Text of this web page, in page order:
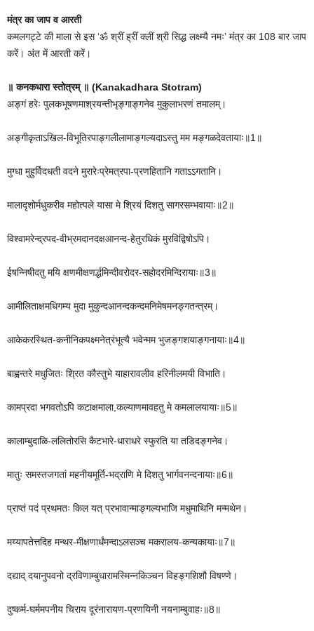
मंत्र का जाप व आरती
कमलगट्टे की माला से इस ‘ॐ श्रीं ह्रीं क्लीं श्री सिद्ध लक्ष्म्यै नमः’ मंत्र का 108 बार जाप
करें। अंत में आरती करें।
॥ कनकधारा स्तोत्रम् ॥ (Kanakadhara Stotram)
अङ्गं हरेः पुलकभूषणमाश्रयन्तीभृङ्गाङ्गनेव मुकुलाभरणं तमालम्।
अङ्गीकृताऽखिल-विभूतिरपाङ्गलीलामाङ्गल्यदाऽस्तु मम मङ्गळदेवतायाः॥1॥
मुग्धा मुहुर्विदधती वदने मुरारेःप्रेमत्रपा-प्रणहितानि गताऽऽगतानि।
मालादृशोर्मधुकरीव महोत्पले यासा मे श्रियं दिशतु सागरसम्भवायाः॥2॥
विश्वामरेन्द्रपद-वीभ्रमदानदक्षआनन्द-हेतुरधिकं मुरविद्विषोऽपि।
ईषन्निषीदतु मयि क्षणमीक्षणर्द्धमिन्दीवरोदर-सहोदरमिन्दिरायाः॥3॥
आमीलिताक्षमधिगम्य मुदा मुकुन्दआनन्दकन्दमनिमेषमनङ्गतन्त्रम्।
आकेकरस्थित-कनीनिकपक्ष्मनेत्रंभूत्यै भवेन्मम भुजङ्गशयाङ्गनायाः॥4॥
बाह्वन्तरे मधुजितः श्रित कौस्तुभे याहारावलीव हरिनीलमयी विभाति।
कामप्रदा भगवतोऽपि कटाक्षमाला,कल्याणमावहतु मे कमलालयायाः॥5॥
कालाम्बुदाळि-ललितोरसि कैटभारे-धाराधरे स्फुरति या तडिदङ्गनेव।
मातुः समस्तजगतां महनीयमूर्ति-भद्राणि मे दिशतु भार्गवनन्दनायाः॥6॥
प्राप्तं पदं प्रथमतः किल यत् प्रभावान्माङ्गल्यभाजि मधुमाथिनि मन्मथेन।
मय्यापतेत्तदिह मन्थर-मीक्षणार्धंमन्दाऽलसञ्च मकरालय-कन्यकायाः॥7॥
दद्याद् दयानुपवनो द्रविणाम्बुधारामस्मिन्नकिञ्चन विहङ्गशिशौ विषण्णे।
दुष्कर्म-घर्ममपनीय चिराय दूरंनारायण-प्रणयिनी नयनाम्बुवाहः॥8॥